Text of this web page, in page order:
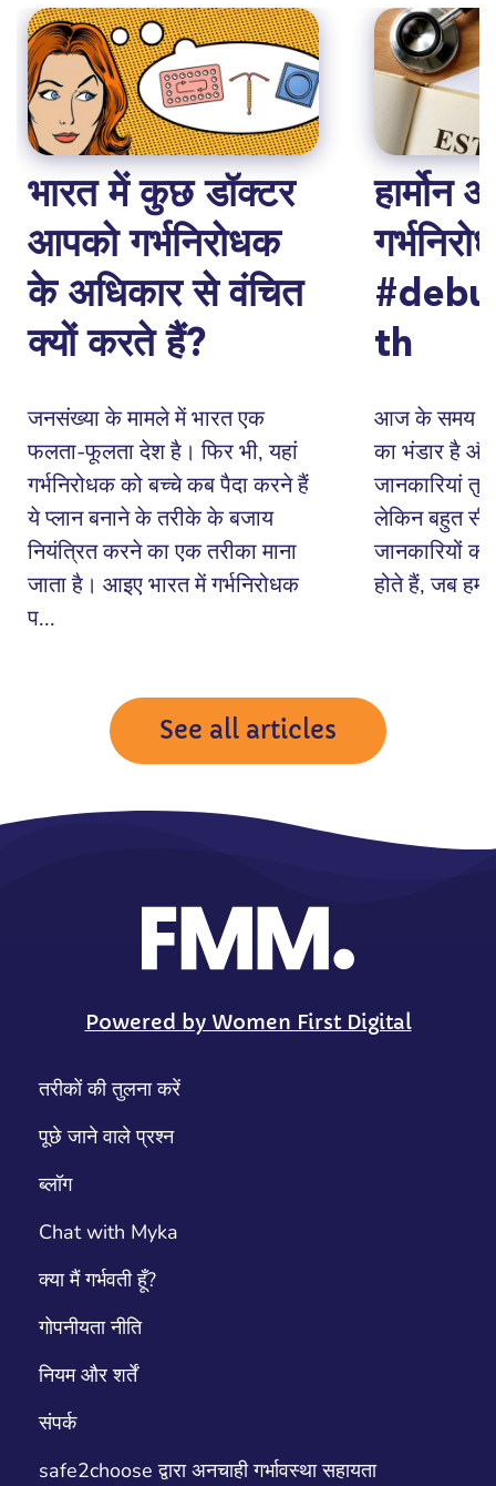
भारत में कुछ डॉक्टर
आपको गर्भनिरोधक
के अधिकार से वंचित
क्यों करते हैं?
जनसंख्या के मामले में भारत एक
फलता-फूलता देश है। फिर भी, यहां
गर्भनिरोधक को बच्चे कब पैदा करने हैं
ये प्लान बनाने के तरीके के बजाय
नियंत्रित करने का एक तरीका माना
जाता है। आइए भारत में गर्भनिरोधक
प...
हार्मोन
th
आज के समय में
का भंडार है
जानकारियां
लेकिन बहुत सी
जानकारियों
होते हैं, जब हम
See all articles
Powered by Women First Digital
तरीकों की तुलना करें
पूछे जाने वाले प्रश्न
ब्लॉग
Chat with Myka
क्या मैं गर्भवती हूँ?
गोपनीयता नीति
नियम और शर्तें
संपर्क
safe2choose द्वारा अनचाही गर्भावस्था सहायता